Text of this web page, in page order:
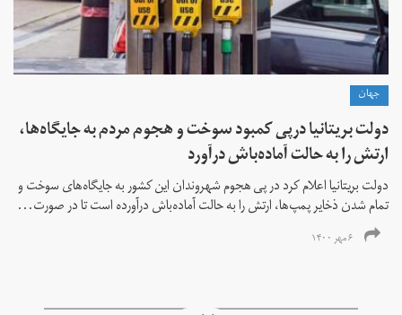
جهان
دولت بریتانیا درپی کمبود سوخت و هجوم مردم به جایگاه‌ها،
ارتش را به حالت آماده‌باش درآورد
دولت بریتانیا اعلام کرد در پی هجوم شهروندان این کشور به جایگاه‌های سوخت و
تمام شدن ذخایر پمپ‌ها، ارتش را به حالت آماده‌باش درآورده است تا در صورت...
۶ مهر ۱۴۰۰